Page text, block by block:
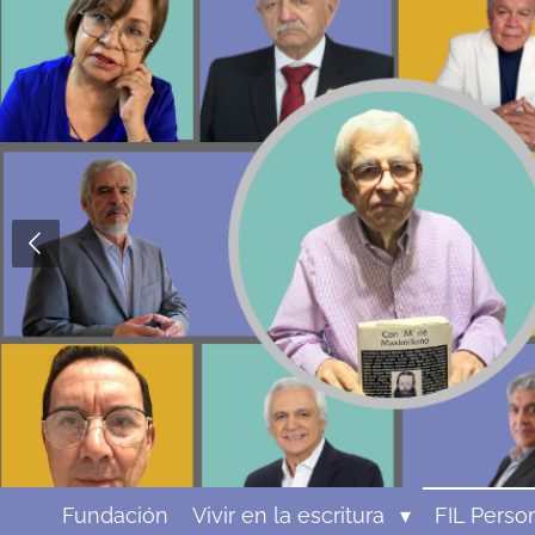
al
contenido
principal
Fundación Vivir en la escritura FIL